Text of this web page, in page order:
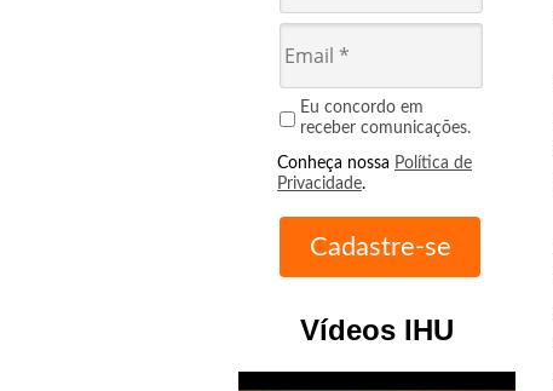
Eu concordo em
receber comunicações.
Conheça nossa Política de
Privacidade.
Vídeos IHU